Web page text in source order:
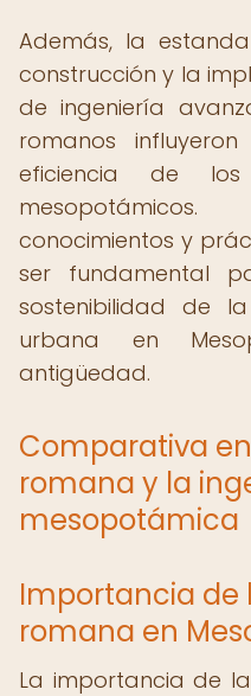
Además, la
construcción y la
de ingeniería
romanos
eficiencia de los
conocimientos y
ser fundamental
sostenibilidad de
urbana en
antigüedad.
Comparativa
romana y la
mesopotámica
Importancia de
romana en
La importancia de la